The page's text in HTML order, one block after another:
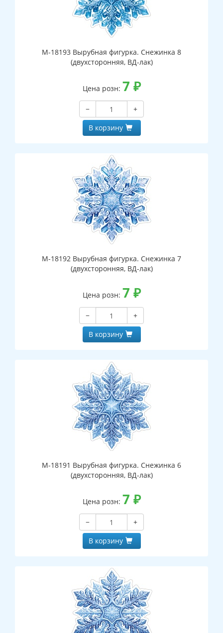
М-18193 Вырубная фигурка. Снежинка 8
(двухсторонняя, ВД-лак)
Цена розн: 7 ₽
−
+
В корзину
М-18192 Вырубная фигурка. Снежинка 7
(двухсторонняя, ВД-лак)
Цена розн: 7 ₽
−
+
В корзину
М-18191 Вырубная фигурка. Снежинка 6
(двухсторонняя, ВД-лак)
Цена розн: 7 ₽
−
+
В корзину